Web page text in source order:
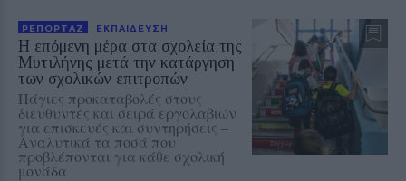
ΡΕΠΟΡΤΑΖ ΕΚΠΑΙΔΕΥΣΗ
Η επόμενη μέρα στα σχολεία της
Μυτιλήνης μετά την κατάργηση
των σχολικών επιτροπών
Πάγιες προκαταβολές στους
διευθυντές και σειρά εργολαβιών
για επισκευές και συντηρήσεις –
Αναλυτικά τα ποσά που
προβλέπονται για κάθε σχολική
μονάδα